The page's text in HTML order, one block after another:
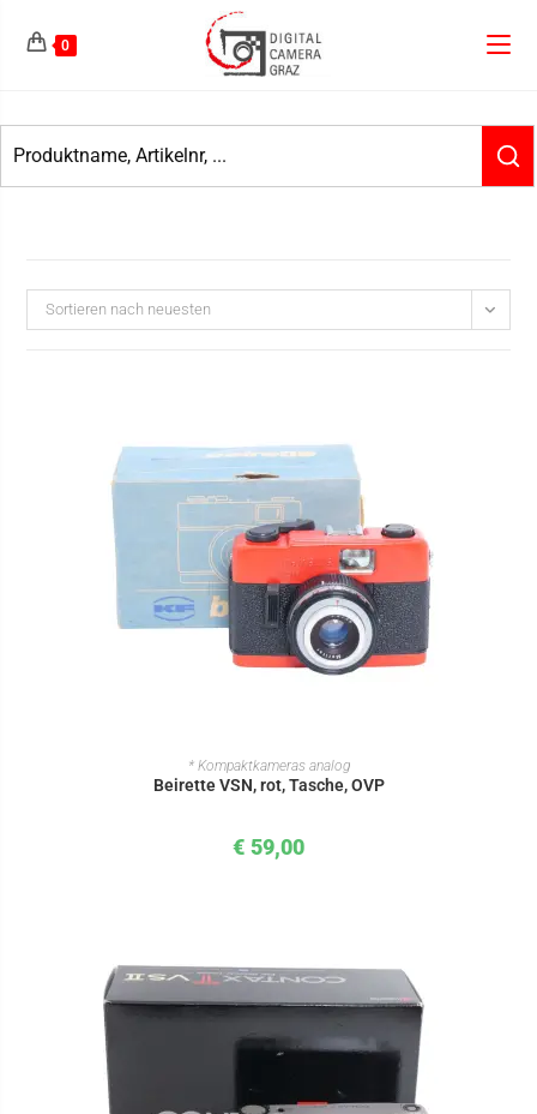
0
Sortieren nach neuesten
IN DEN WARENKORB
* Kompaktkameras analog
Beirette VSN, rot, Tasche, OVP
€ 59,00